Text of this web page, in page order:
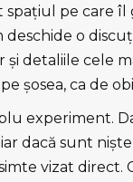
pe care
o
detaliile cele
şosea, ca de
experiment.
dacă sunt
vizat